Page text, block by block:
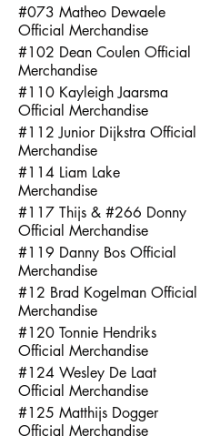
#073 Matheo Dewaele
Official Merchandise
#102 Dean Coulen Official
Merchandise
#110 Kayleigh Jaarsma
Official Merchandise
#112 Junior Dijkstra Official
Merchandise
#114 Liam Lake
Merchandise
#117 Thijs & #266 Donny
Official Merchandise
#119 Danny Bos Official
Merchandise
#12 Brad Kogelman Official
Merchandise
#120 Tonnie Hendriks
Official Merchandise
#124 Wesley De Laat
Official Merchandise
#125 Matthijs Dogger
Official Merchandise